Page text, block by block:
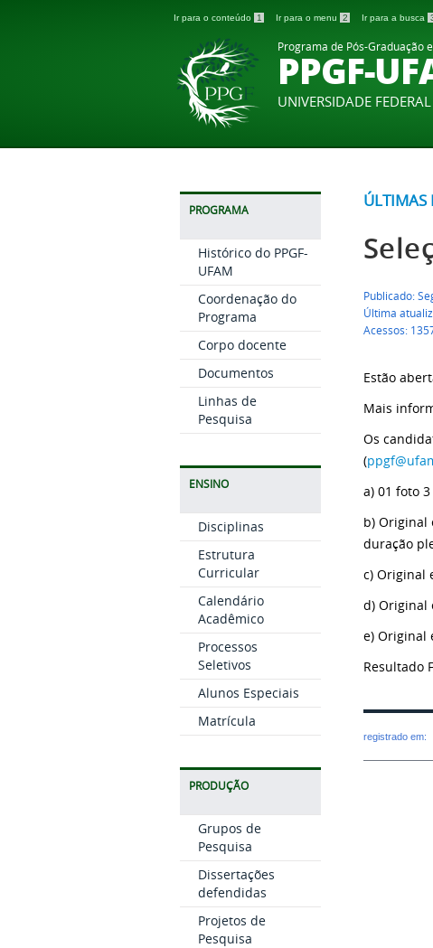
Ir para o conteúdo 1 Ir para o menu 2 Ir para a busca
Programa de Pós-Graduação
PPGF-
UNIVERSIDADE
PROGRAMA
Histórico do PPGF-
UFAM
Coordenação do
Programa
Corpo docente
Documentos
Linhas de
Pesquisa
ENSINO
Disciplinas
Estrutura
Curricular
Calendário
Acadêmico
Processos
Seletivos
Alunos Especiais
Matrícula
PRODUÇÃO
Grupos de
Pesquisa
Dissertações
defendidas
Projetos de
Pesquisa
ÚLTIMAS
Publicado:
Última
Acessos:
Estão
Mais
Os
(
a) 01 foto 3
b) Original
duração
c) Original
d) Original
e) Original
Resultado
registrado em: